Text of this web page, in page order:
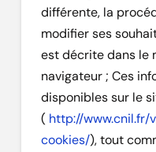
différente, la
modifier ses
est décrite dans le
navigateur ; Ces
disponibles sur le
( http://
cookies/), tout